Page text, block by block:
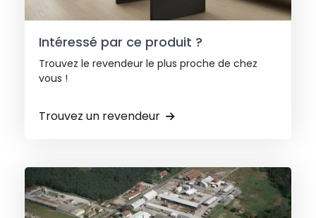
Intéressé par ce produit ?
Trouvez le revendeur le plus proche de chez
vous !
Trouvez un revendeur